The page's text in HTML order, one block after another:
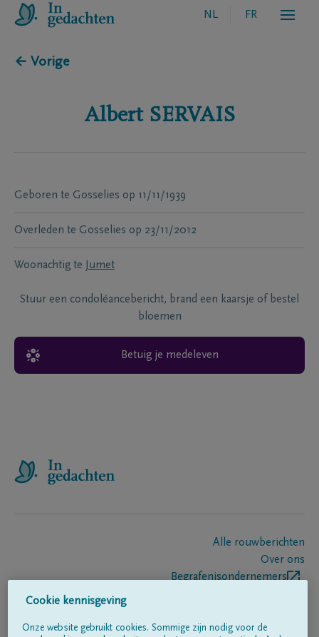
NL FR
← Vorige
Albert SERVAIS
Geboren te Gosselies op 11/11/1939
Overleden te Gosselies op 23/11/2012
Woonachtig te Jumet
Stuur een condoléancebericht, brand een kaarsje of bestel
bloemen
Betuig je medeleven
Alle rouwberichten
Over ons
Begrafenisondernemers
Cookie kennisgeving
Onze website gebruikt cookies. Sommige zijn nodig voor de